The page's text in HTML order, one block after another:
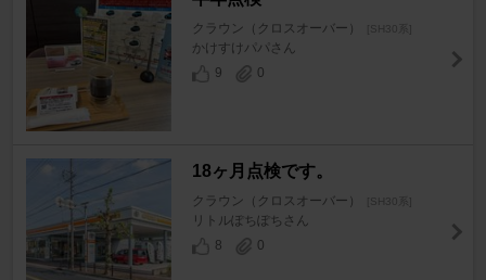
クラウン（クロスオーバー） [SH30系]
かけすけパパさん
9
0
18ヶ月点検です。
クラウン（クロスオーバー） [SH30系]
リトルぽちぽちさん
8
0